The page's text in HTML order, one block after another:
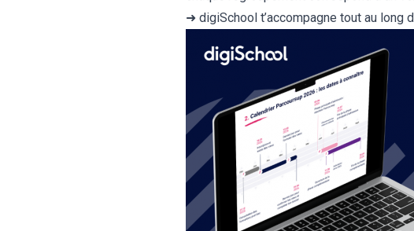
➜ digiSchool t’accompagne tout au long